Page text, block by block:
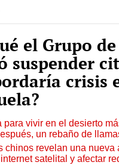
el Grupo
suspender
crisis
para vivir en el desierto
un rebaño de
ecosistema
chinos revelan una nueva
satelital y afectar